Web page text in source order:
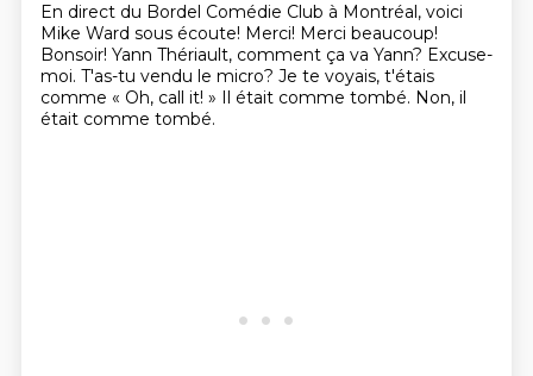
En direct du Bordel Comédie Club à Montréal, voici
Mike Ward sous écoute! Merci! Merci beaucoup!
Bonsoir! Yann Thériault, comment ça va Yann? Excuse-
moi. T'as-tu vendu le micro? Je te voyais, t'étais
comme « Oh, call it! » Il était comme tombé. Non, il
était comme tombé.